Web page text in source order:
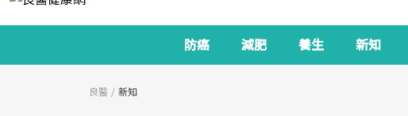
防癌 減肥 養生 新知
良醫 新知